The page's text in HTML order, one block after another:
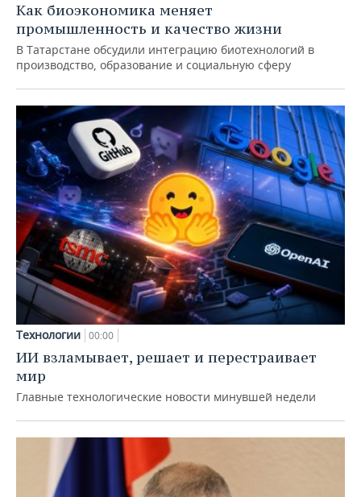
Как биоэкономика меняет
промышленность и качество жизни
В Татарстане обсудили интеграцию биотехнологий в
производство, образование и социальную сферу
Технологии 00:00
ИИ взламывает, решает и перестраивает
мир
Главные технологические новости минувшей недели